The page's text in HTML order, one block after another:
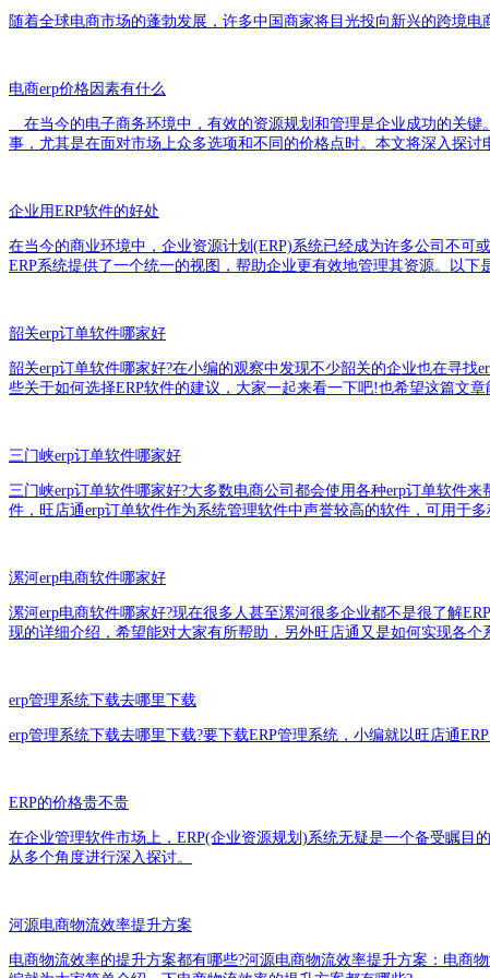
随着全球电商市场的蓬勃发展，许多中国商家将目光投向新兴的跨境
电商erp价格因素有什么
在当今的电子商务环境中，有效的资源规划和管理是企业成功的关键
事，尤其是在面对市场上众多选项和不同的价格点时。本文将深入探讨
企业用ERP软件的好处
在当今的商业环境中，企业资源计划(ERP)系统已经成为许多公司不可
ERP系统提供了一个统一的视图，帮助企业更有效地管理其资源。以下
韶关erp订单软件哪家好
韶关erp订单软件哪家好?在小编的观察中发现不少韶关的企业也在寻
些关于如何选择ERP软件的建议，大家一起来看一下吧!也希望这篇文章
三门峡erp订单软件哪家好
三门峡erp订单软件哪家好?大多数电商公司都会使用各种erp订单软件
件，旺店通erp订单软件作为系统管理软件中声誉较高的软件，可用于
漯河erp电商软件哪家好
漯河erp电商软件哪家好?现在很多人甚至漯河很多企业都不是很了解
现的详细介绍，希望能对大家有所帮助，另外旺店通又是如何实现各个
erp管理系统下载去哪里下载
erp管理系统下载去哪里下载?要下载ERP管理系统，小编就以旺店通
ERP的价格贵不贵
在企业管理软件市场上，ERP(企业资源规划)系统无疑是一个备受瞩目
从多个角度进行深入探讨。
河源电商物流效率提升方案
电商物流效率的提升方案都有哪些?河源电商物流效率提升方案：电商